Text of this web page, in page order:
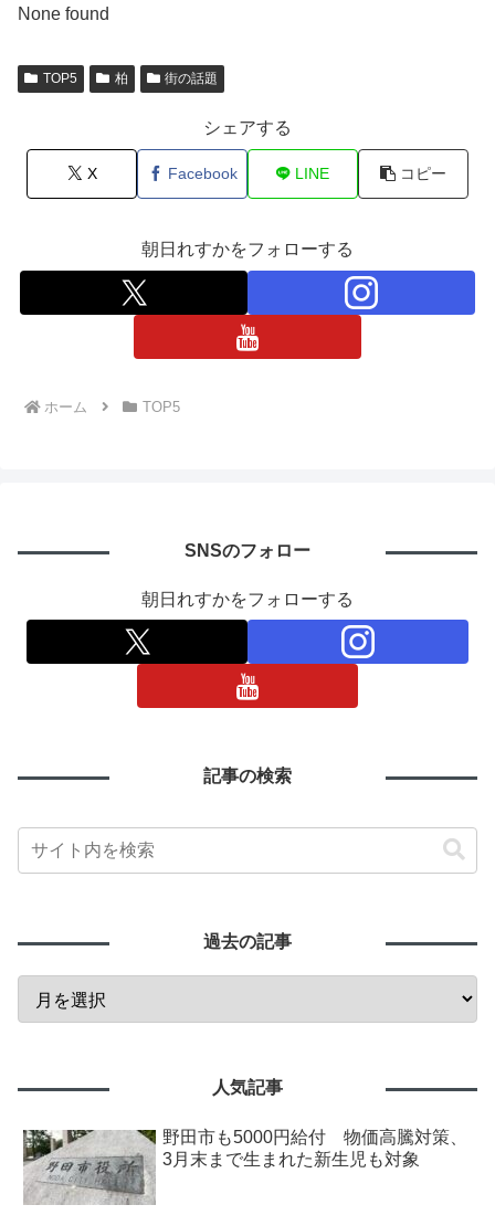
None found
TOP5 柏 街の話題
シェアする
X Facebook LINE コピー
朝日れすかをフォローする
ホーム TOP5
SNSのフォロー
朝日れすかをフォローする
記事の検索
過去の記事
人気記事
野田市も5000円給付 物価高騰対策、
3月末まで生まれた新生児も対象